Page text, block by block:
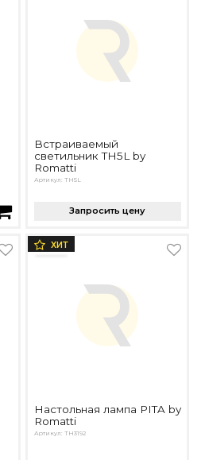
Встраиваемый
светильник TH5L by
Romatti
Артикул: TH5L
Запросить цену
ХИТ
Настольная лампа PITA by
Romatti
Артикул: TH3192